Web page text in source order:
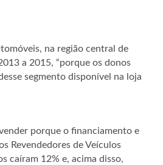
na região central de
a 2015, “porque os donos
segmento disponível na loja
porque o financiamento e
Revendedores de Veículos
caíram 12% e, acima disso,